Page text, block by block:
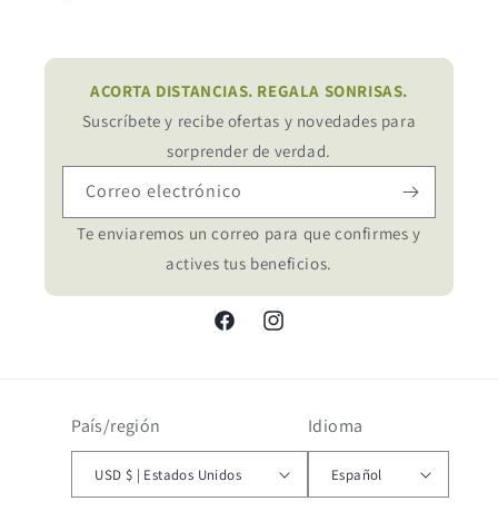
ACORTA DISTANCIAS. REGALA SONRISAS.
Suscríbete y recibe ofertas y novedades para
sorprender de verdad.
Correo electrónico
Te enviaremos un correo para que confirmes y
actives tus beneficios.
FacebookInstagram
País/región
USD $ | Estados Unidos
Idioma
Español